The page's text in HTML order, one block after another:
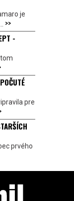
je
>>
-
pre
prvého